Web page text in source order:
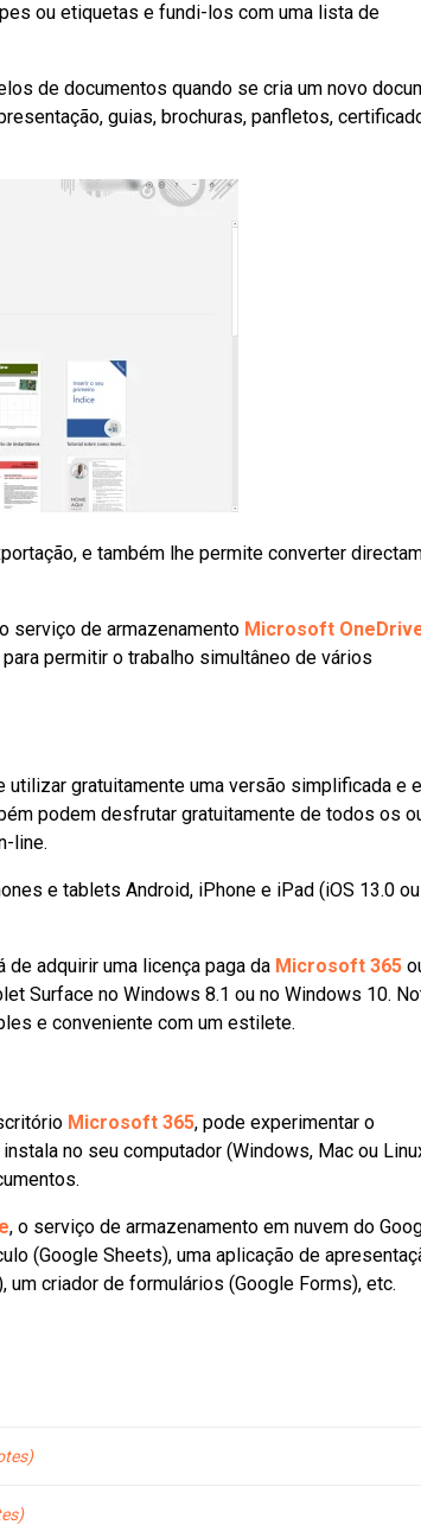
ou etiquetas e fundi-los com uma lista de
de documentos quando se cria um novo
guias, brochuras, panfletos,
e também lhe permite converter
serviço de armazenamento Microsoft
permitir o trabalho simultâneo de vários
gratuitamente uma versão simplificada e
podem desfrutar gratuitamente de todos os
line.
e tablets Android, iPhone e iPad (iOS 13.0 ou
adquirir uma licença paga da Microsoft 365
Surface no Windows 8.1 ou no Windows 10.
e conveniente com um estilete.
Microsoft 365, pode experimentar o
no seu computador (Windows, Mac ou
, o serviço de armazenamento em nuvem do
(Google Sheets), uma aplicação de
um criador de formulários (Google Forms), etc.